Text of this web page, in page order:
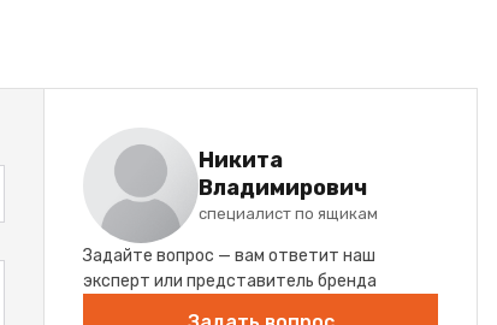
Никита
Владимирович
специалист по ящикам
Задайте вопрос — вам ответит наш
эксперт или представитель бренда